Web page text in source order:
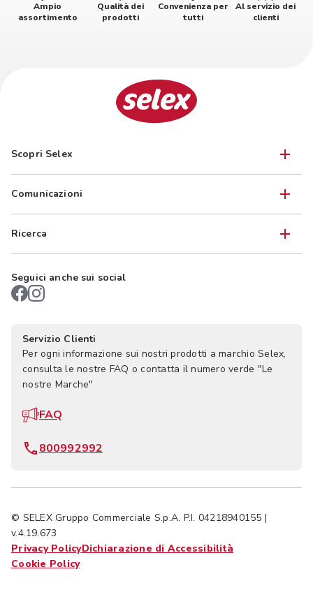
Ampio
assortimento
Qualità dei
prodotti
Convenienza per
tutti
Al servizio dei
clienti
Scopri Selex
Comunicazioni
Ricerca
Seguici anche sui social
Servizio Clienti
Per ogni informazione sui nostri prodotti a marchio Selex,
consulta le nostre FAQ o contatta il numero verde "Le
nostre Marche"
FAQ
800992992
© SELEX Gruppo Commerciale S.p.A. P.I. 04218940155 |
v.4.19.673
Privacy PolicyDichiarazione di Accessibilità
Cookie Policy